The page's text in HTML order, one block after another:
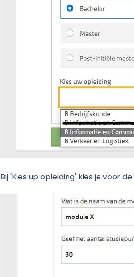
Bij 'Kies up opleiding' kies je voor de